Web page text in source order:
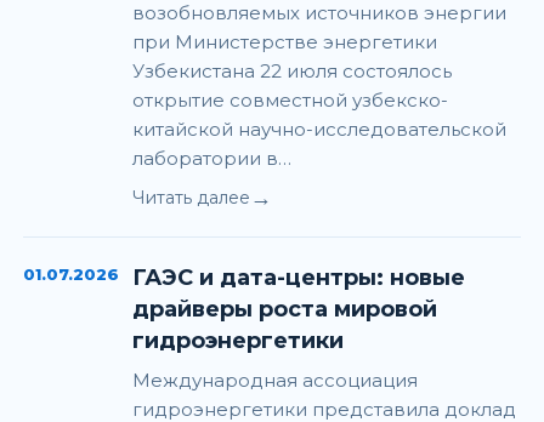
возобновляемых источников энергии
при Министерстве энергетики
Узбекистана 22 июля состоялось
открытие совместной узбекско-
китайской научно-исследовательской
лаборатории в…
Читать далее →
01.07.2026
ГАЭС и дата-центры: новые
драйверы роста мировой
гидроэнергетики
Международная ассоциация
гидроэнергетики представила доклад